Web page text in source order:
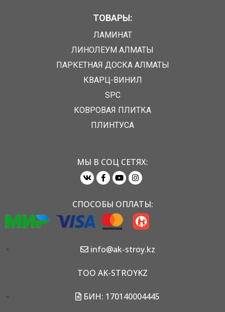
ТОВАРЫ:
ЛАМИНАТ
ЛИНОЛЕУМ АЛМАТЫ
ПАРКЕТНАЯ ДОСКА АЛМАТЫ
КВАРЦ-ВИНИЛ
SPC
КОВРОВАЯ ПЛИТКА
ПЛИНТУСА
МЫ В СОЦ СЕТЯХ:
СПОСОБЫ ОПЛАТЫ:
info@ak-stroy.kz
TOO AK-STROYKZ
БИН: 170140004445